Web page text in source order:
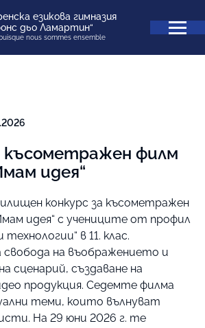
езикова гимназия
дьо Ламартин“
nous sommes ensemble
късометражен филм
идея“
конкурс за късометражен
идея“ с учениците от профил
в 11. клас.
свобода на въображението и
сценарий, създаване на
продукция. Седемте филма
теми, които вълнуват
На 29 юни 2026 г. те